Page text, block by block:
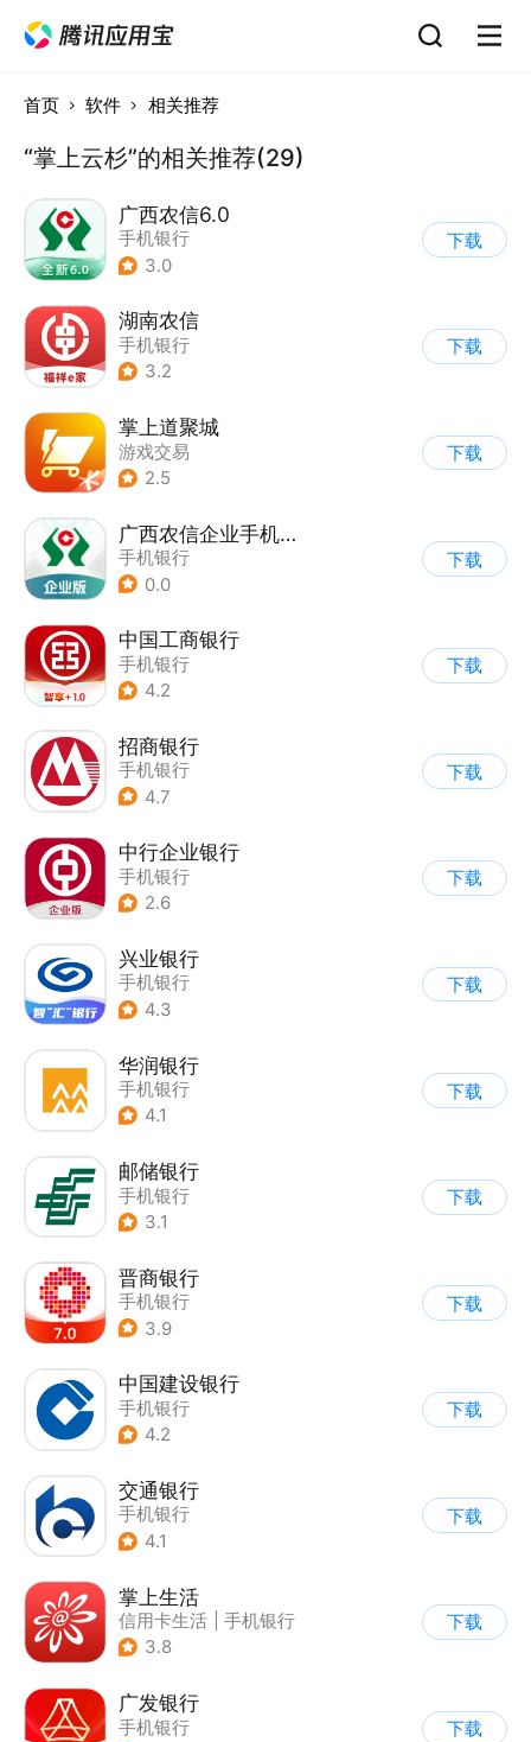
首页 软件 相关推荐
“掌上云杉”的相关推荐(29)
广西农信6.0
手机银行
3.0
下载
湖南农信
手机银行
3.2
下载
掌上道聚城
游戏交易
2.5
下载
广西农信企业手机银行
手机银行
0.0
下载
中国工商银行
手机银行
4.2
下载
招商银行
手机银行
4.7
下载
中行企业银行
手机银行
2.6
下载
兴业银行
手机银行
4.3
下载
华润银行
手机银行
4.1
下载
邮储银行
手机银行
3.1
下载
晋商银行
手机银行
3.9
下载
中国建设银行
手机银行
4.2
下载
交通银行
手机银行
4.1
下载
掌上生活
信用卡生活
手机银行
3.8
下载
广发银行
手机银行
下载